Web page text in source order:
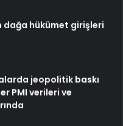
dağa hükümet girişleri
jeopolitik baskı
PMI verileri ve